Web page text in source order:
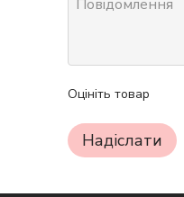
Оцініть товар
Надіслати